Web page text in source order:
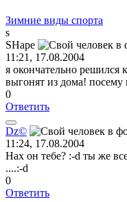
Зимние виды спорта
s
SHape
11:21, 17.08.2004
я окончательно решился
выгонят из дома! посему
0
Ответить
Dz©
11:24, 17.08.2004
Нах он тебе? :-d ты же
....:-d
0
Ответить